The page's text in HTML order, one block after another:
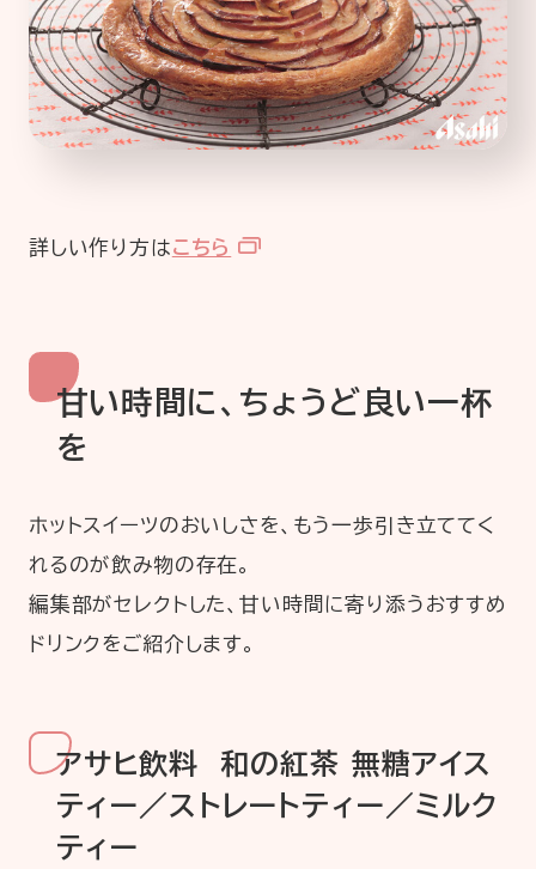
詳しい作り方はこちら
甘い時間に、ちょうど良い一杯
を
ホットスイーツのおいしさを、もう一歩引き立ててく
れるのが飲み物の存在。
編集部がセレクトした、甘い時間に寄り添うおすすめ
ドリンクをご紹介します。
アサヒ飲料 和の紅茶 無糖アイス
ティー／ストレートティー／ミルク
ティー